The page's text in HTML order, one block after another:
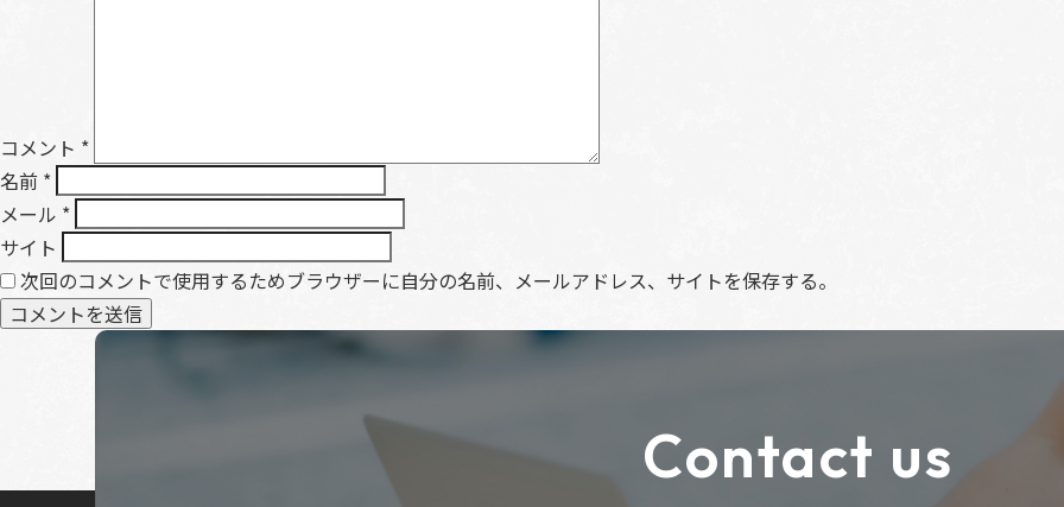
コメント *
名前 *
メール *
サイト
次回のコメントで使用するためブラウザーに自分の名前、メールアドレス、サイトを保存する。
Contact us